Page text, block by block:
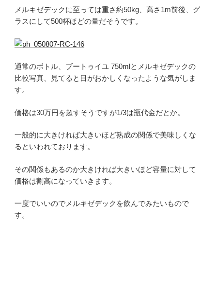
メルキゼデックに至っては重さ約50kg、高さ1m前後、グ
ラスにして500杯ほどの量だそうです。
通常のボトル、ブートゥイユ 750mlとメルキゼデックの
比較写真、見てると目がおかしくなったような気がしま
す。
価格は30万円を超すそうですが1/3は瓶代金だとか。
一般的に大きければ大きいほど熟成の関係で美味しくな
るといわれております。
その関係もあるのか大きければ大きいほど容量に対して
価格は割高になっていきます。
一度でいいのでメルキゼデックを飲んでみたいもので
す。